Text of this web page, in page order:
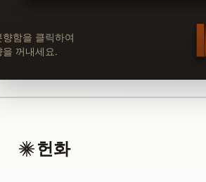
향함을 클릭하여
을 꺼내세요.
헌화